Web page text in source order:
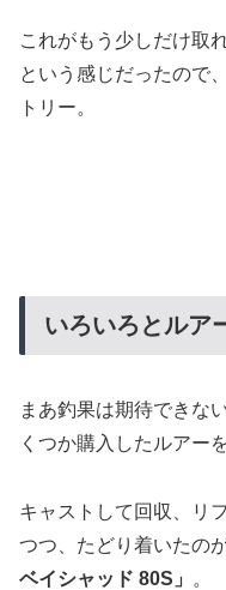
これがもう少しだけ取
という感じだったので
トリー。
いろいろとルア
まあ釣果は期待できな
くつか購入したルアー
キャストして回収、リ
つつ、たどり着いたの
ベイシャッド 80S」
。